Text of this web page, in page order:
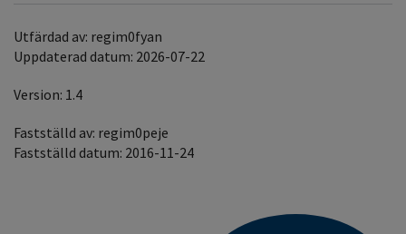
Utfärdad av: regim0fyan
Uppdaterad datum: 2026-07-22
Version: 1.4
Fastställd av: regim0peje
Fastställd datum: 2016-11-24